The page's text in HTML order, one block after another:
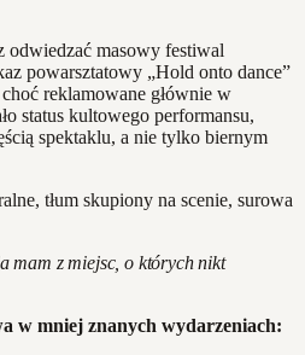
odwiedzać masowy festiwal
powarsztatowy „Hold onto dance”
reklamowane głównie w
status kultowego performansu,
spektaklu, a nie tylko biernym
mam z miejsc, o których nikt
w mniej znanych wydarzeniach: